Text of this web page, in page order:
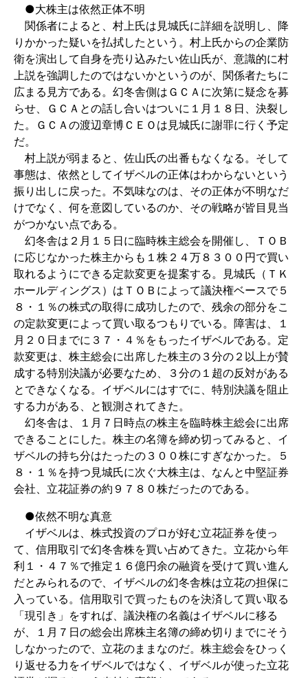
●大株主は依然正体不明
関係者によると、村上氏は見城氏に詳細を説明し、降
りかかった疑いを払拭したという。村上氏からの企業防
衛を演出して自身を売り込みたい佐山氏が、意識的に村
上説を強調したのではないかというのが、関係者たちに
広まる見方である。幻冬舎側はＧＣＡに次第に疑念を募
らせ、ＧＣＡとの話し合いはついに１月１８日、決裂し
た。ＧＣＡの渡辺章博ＣＥＯは見城氏に謝罪に行く予定
だ。
村上説が弱まると、佐山氏の出番もなくなる。そして
事態は、依然としてイザベルの正体はわからないという
振り出しに戻った。不気味なのは、その正体が不明なだ
けでなく、何を意図しているのか、その戦略が皆目見当
がつかない点である。
幻冬舎は２月１５日に臨時株主総会を開催し、ＴＯＢ
に応じなかった株主からも１株２４万８３００円で買い
取れるようにできる定款変更を提案する。見城氏（ＴＫ
ホールディングス）はＴＯＢによって議決権ベースで５
８・１％の株式の取得に成功したので、残余の部分をこ
の定款変更によって買い取るつもりでいる。障害は、１
月２０日までに３７・４％をもったイザベルである。定
款変更は、株主総会に出席した株主の３分の２以上が賛
成する特別決議が必要なため、３分の１超の反対がある
とできなくなる。イザベルにはすでに、特別決議を阻止
する力がある、と観測されてきた。
幻冬舎は、１月７日時点の株主を臨時株主総会に出席
できることにした。株主の名簿を締め切ってみると、イ
ザベルの持ち分はたったの３００株にすぎなかった。５
８・１％を持つ見城氏に次ぐ大株主は、なんと中堅証券
会社、立花証券の約９７８０株だったのである。
●依然不明な真意
イザベルは、株式投資のプロが好む立花証券を使っ
て、信用取引で幻冬舎株を買い占めてきた。立花から年
利１・４７％で推定１６億円余の融資を受けて買い進ん
だとみられるので、イザベルの幻冬舎株は立花の担保に
入っている。信用取引で買ったものを決済して買い取る
「現引き」をすれば、議決権の名義はイザベルに移る
が、１月７日の総会出席株主名簿の締め切りまでにそう
しなかったので、立花のままなのだ。株主総会をひっく
り返せる力をイザベルではなく、イザベルが使った立花